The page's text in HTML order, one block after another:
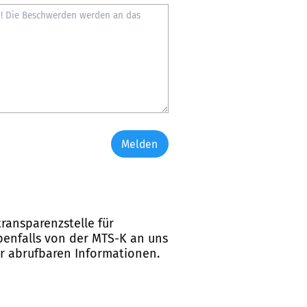
Melden
für
von der MTS-K an uns
abrufbaren Informationen.